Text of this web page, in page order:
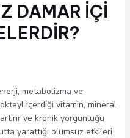
DAMAR İÇİ
metabolizma ve
içerdiği vitamin, mineral
ve kronik yorgunluğu
yarattığı olumsuz etkileri